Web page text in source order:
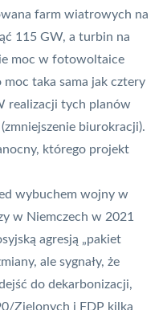
farm wiatrowych na
115 GW, a turbin na
moc w fotowoltaice
moc taka sama jak cztery
realizacji tych planów
biurokracji).
, którego projekt
wybuchem wojny w
w Niemczech w 2021
agresją „pakiet
ale sygnały, że
do dekarbonizacji,
Zielonych i FDP kilka